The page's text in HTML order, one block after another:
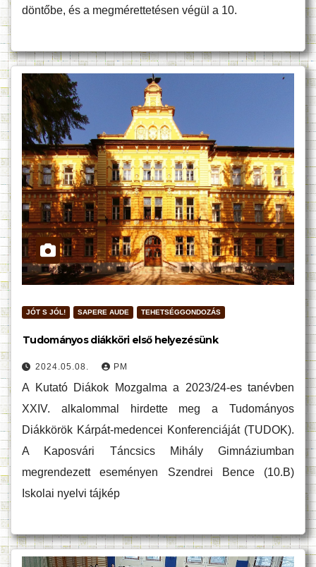
döntőbe, és a megmérettetésen végül a 10.
JÓT S JÓL! SAPERE AUDE TEHETSÉGGONDOZÁS
Tudományos diákköri első helyezésünk
2024.05.08. PM
A Kutató Diákok Mozgalma a 2023/24-es tanévben
XXIV. alkalommal hirdette meg a Tudományos
Diákkörök Kárpát-medencei Konferenciáját (TUDOK).
A Kaposvári Táncsics Mihály Gimnáziumban
megrendezett eseményen Szendrei Bence (10.B)
Iskolai nyelvi tájkép